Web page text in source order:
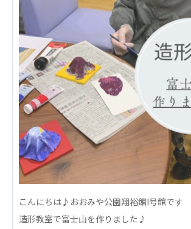
アジアメデカ元気事業団
株式会社 爽やかな風九州
爽やかな風九州
株式会社 七星
七星
社会福祉法人 福ふく
福ふく
株式会社 せきれい
せきれい
社会福祉法人 心の会
心の会
医療（共に生きる仲間達）
医療法人社団 美翔会
聖心美容クリニック
S-Labo（渋谷院）
こんにちは♪おおみや公園翔裕館I号館です
造形教室で富士山を作りました♪